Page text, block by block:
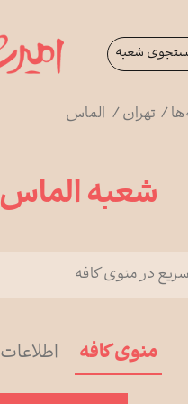
شعبه
/ تهران/ الماس
شعبه الماس
منوی کافه اطلاعات